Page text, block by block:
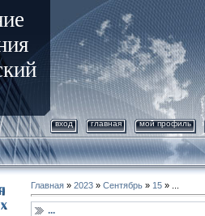
вход главная мой профиль
Главная » 2023 » Сентябрь » 15 » ...
...